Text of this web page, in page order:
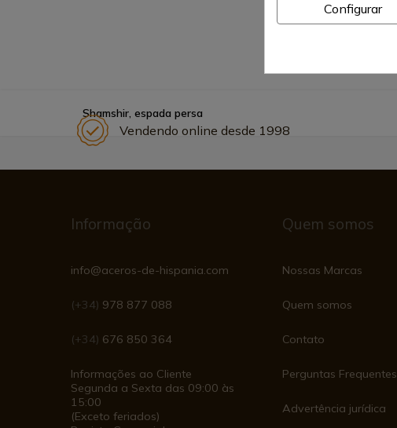
Shamshir, espada persa
Vendendo online desde 1998
Informação
info@aceros-de-hispania.com
(+34) 978 877 088
(+34) 676 850 364
Informações ao Cliente
Segunda a Sexta das 09:00 às
15:00
(Exceto feriados)
Quem somos
Nossas Marcas
Quem somos
Contato
Perguntas Frequentes
Advertência jurídica
Configurar